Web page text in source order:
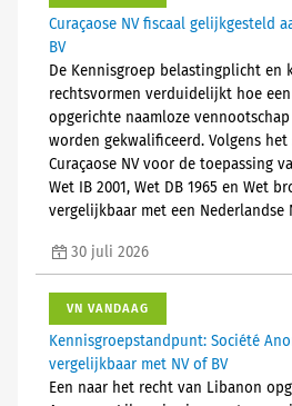
Curaçaose NV fiscaal gelijkgesteld
BV
De Kennisgroep belastingplicht en
rechtsvormen verduidelijkt hoe
opgerichte naamloze
worden gekwalificeerd. Volgens
Curaçaose NV voor de toepassing
Wet IB 2001, Wet DB 1965 en Wet
vergelijkbaar met een Nederlandse
30 juli 2026
VN VANDAAG
Kennisgroepstandpunt: Société
vergelijkbaar met NV of BV
Een naar het recht van Libanon